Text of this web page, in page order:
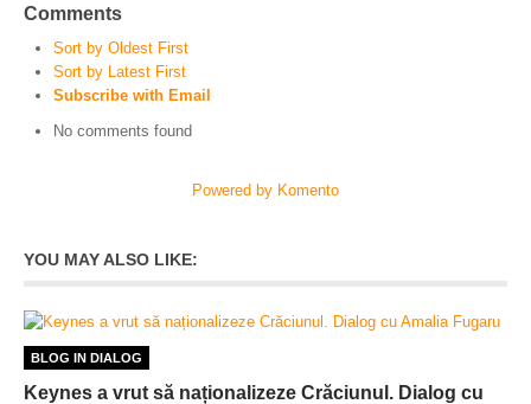
Comments
Sort by Oldest First
Sort by Latest First
Subscribe with Email
No comments found
Powered by Komento
YOU MAY ALSO LIKE:
BLOG IN DIALOG
Keynes a vrut să naționalizeze Crăciunul. Dialog cu